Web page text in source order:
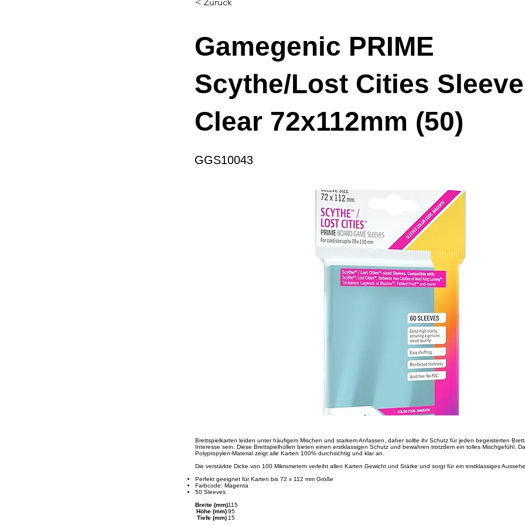
Gamegenic PRIME
Scythe/Lost Cities
Clear 72x112mm (50)
GGS10043
Brettspielkarten leiden unter häufigem Mischen und starkem Anfassen, daher sollte ihr Schutz für jeden begeisterten
Interesse sein. Diese Brettspielhüllen bieten einen erstklassigen Schutz und bewahren trotzdem ein tolles Mischgefühl.
Polypropylen-Material zeigt alle Karten 100% durchsichtig und klar an.
Die verstärkte Dicke von 100 Mikrometern verleiht allen Karten Gewicht und Stärke und sorgt für ein erstklassiges
Perfekt geeignet für Karten bis 72 x 112 mm Größe
Farbcode: Magenta
50 Sleeves
Breite (mm)115
Höhe (mm)95
Tiefe (mm) 15